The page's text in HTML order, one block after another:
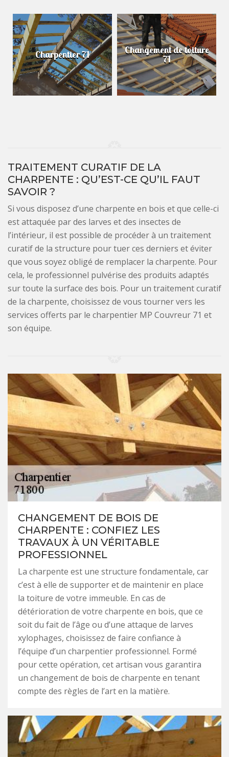
Charpentier 71 Changement de toiture
71
TRAITEMENT CURATIF DE LA
CHARPENTE : QU’EST-CE QU’IL FAUT
SAVOIR ?
Si vous disposez d’une charpente en bois et que celle-ci
est attaquée par des larves et des insectes de
l’intérieur, il est possible de procéder à un traitement
curatif de la structure pour tuer ces derniers et éviter
que vous soyez obligé de remplacer la charpente. Pour
cela, le professionnel pulvérise des produits adaptés
sur toute la surface des bois. Pour un traitement curatif
de la charpente, choisissez de vous tourner vers les
services offerts par le charpentier MP Couvreur 71 et
son équipe.
CHANGEMENT DE BOIS DE
CHARPENTE : CONFIEZ LES
TRAVAUX À UN VÉRITABLE
PROFESSIONNEL
La charpente est une structure fondamentale, car
c’est à elle de supporter et de maintenir en place
la toiture de votre immeuble. En cas de
détérioration de votre charpente en bois, que ce
soit du fait de l’âge ou d’une attaque de larves
xylophages, choisissez de faire confiance à
l’équipe d’un charpentier professionnel. Formé
pour cette opération, cet artisan vous garantira
un changement de bois de charpente en tenant
compte des règles de l’art en la matière.